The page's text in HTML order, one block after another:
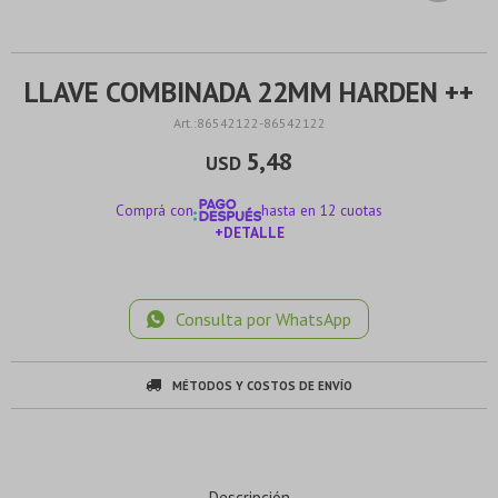
LLAVE COMBINADA 22MM HARDEN ++
86542122-86542122
USD 5,48
Comprá con
hasta en 12 cuotas
+DETALLE
Consulta por WhatsApp
MÉTODOS Y COSTOS DE ENVÍO